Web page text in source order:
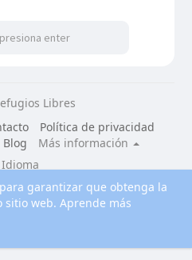
garantizar que obtenga la
sitio web. Aprende más
Libres
Política de privacidad
Blog
Más información
Idioma